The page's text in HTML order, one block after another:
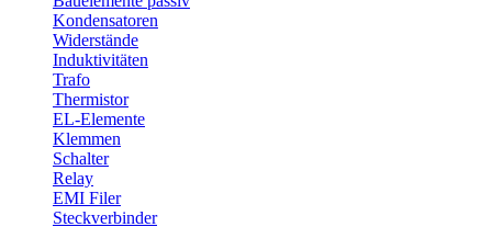
Kondensatoren
Widerstände
Induktivitäten
Trafo
Thermistor
EL-Elemente
Klemmen
Schalter
Relay
EMI Filer
Steckverbinder